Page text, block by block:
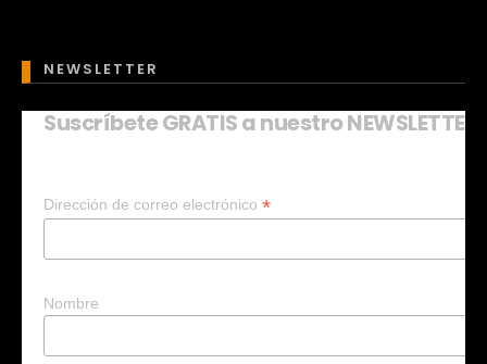
NEWSLETTER
Suscríbete GRATIS a nuestro NEWSLETTER
Dirección de correo electrónico *
Nombre
¿Quieres que te ayude a crear un